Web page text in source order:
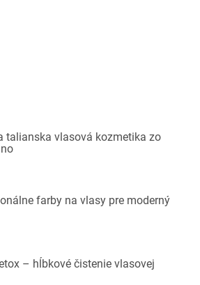
talianska vlasová kozmetika zo
farby na vlasy pre moderný
– hĺbkové čistenie vlasovej